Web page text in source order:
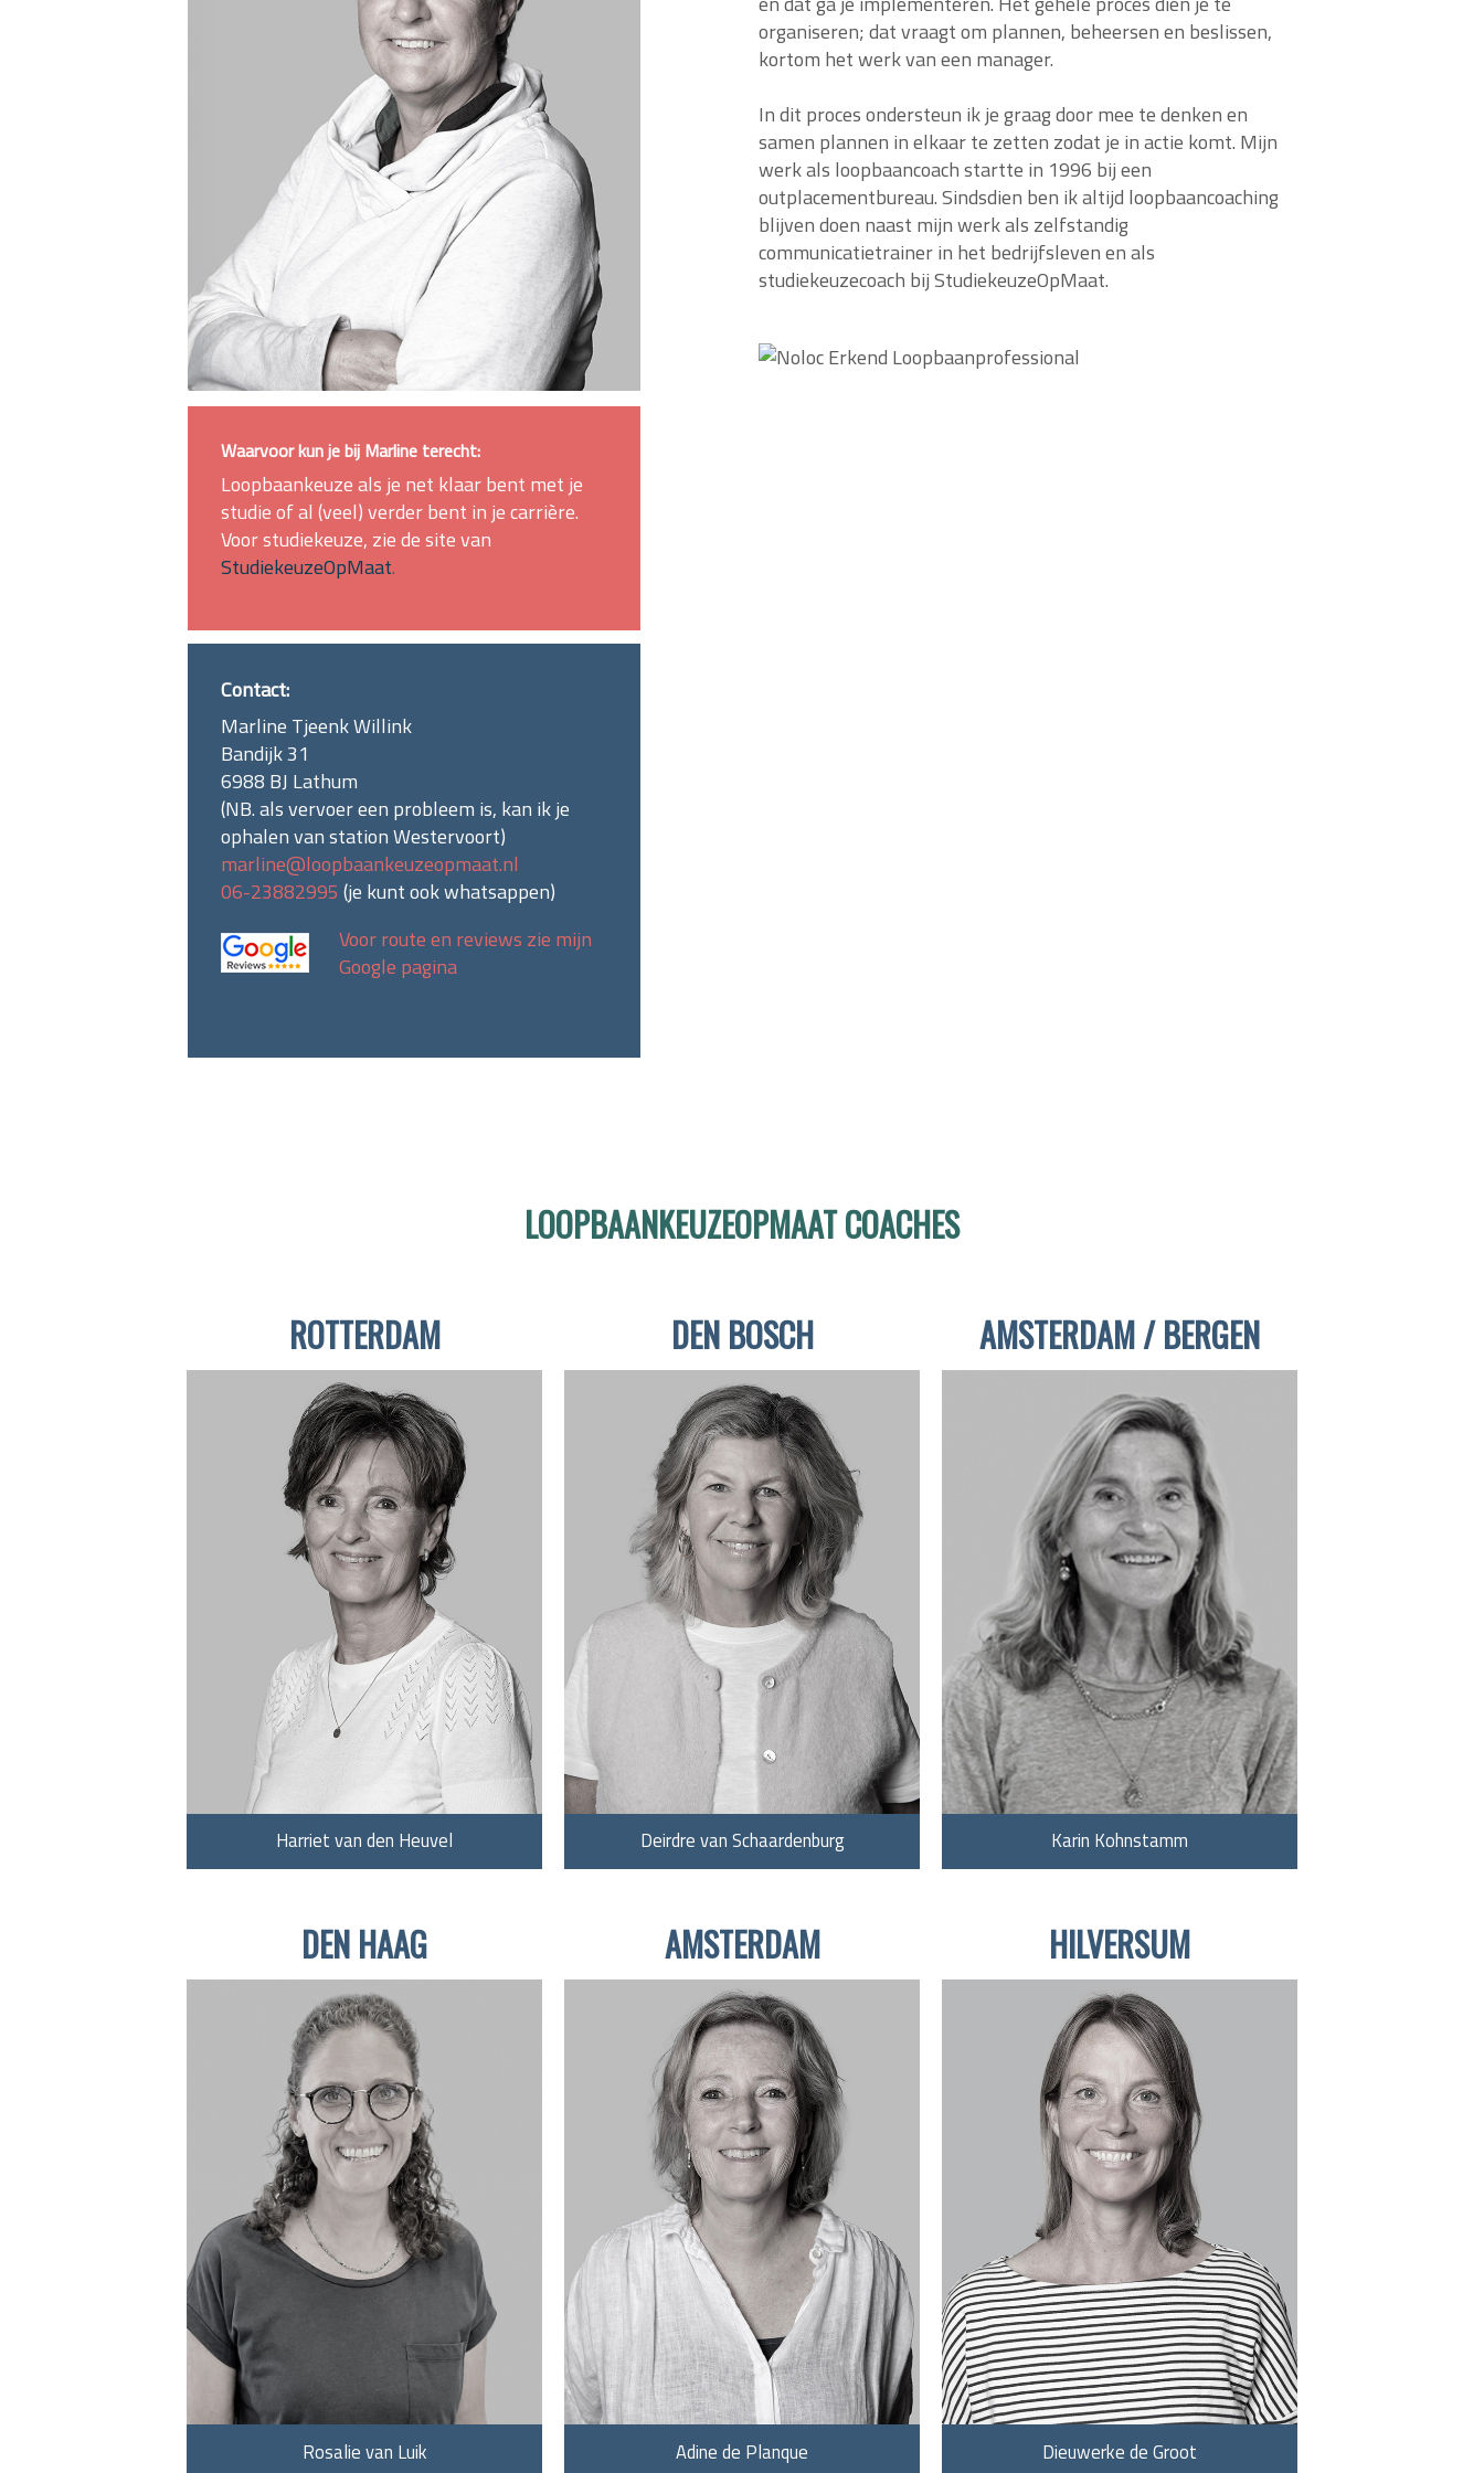
Waarvoor kun je bij Marline terecht:
Loopbaankeuze als je net klaar bent met je
studie of al (veel) verder bent in je carrière.
Voor studiekeuze, zie de site van
StudiekeuzeOpMaat.
Contact:
Marline Tjeenk Willink
Bandijk 31
6988 BJ Lathum
(NB. als vervoer een probleem is, kan ik je
ophalen van station Westervoort)
marline@loopbaankeuzeopmaat.nl
06-23882995 (je kunt ookwhatsappen)
Voor route en reviews zie mijn
Google pagina
organiseren; dat vraagt om plannen, beheersen en beslissen,
kortom het werk van een manager.
In dit proces ondersteun ik je graag door mee te denken en
samen plannen in elkaar te zetten zodat je in actie komt. Mijn
werk als loopbaancoach startte in 1996 bij een
outplacementbureau. Sindsdien ben ik altijd loopbaancoaching
blijven doen naast mijn werk als zelfstandig
communicatietrainer in het bedrijfsleven en als
studiekeuzecoach bij StudiekeuzeOpMaat.
LOOPBAANKEUZEOPMAAT COACHES
ROTTERDAM
Harriet van den Heuvel
DEN BOSCH
Deirdre van Schaardenburg
AMSTERDAM / BERGEN
Karin Kohnstamm
DEN HAAG
Rosalie van Luik
AMSTERDAM
Adine de Planque
HILVERSUM
Dieuwerke de Groot